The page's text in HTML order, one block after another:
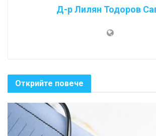
Д-р Лилян Тодоров
Открийте повече